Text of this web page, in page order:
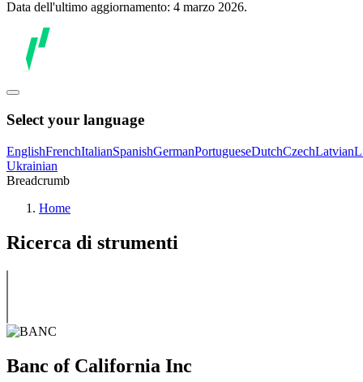
Data dell'ultimo aggiornamento: 4 marzo 2026.
Select your language
EnglishFrenchItalianSpanishGermanPortugueseDutchCzechLatvian
Ukrainian
Breadcrumb
Home
Ricerca di strumenti
Banc of California Inc